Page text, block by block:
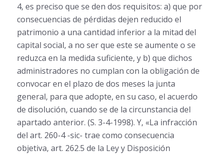
4, es preciso que se den dos requisitos: a) que por
consecuencias de pérdidas dejen reducido el
patrimonio a una cantidad inferior a la mitad del
capital social, a no ser que este se aumente o se
reduzca en la medida suficiente, y b) que dichos
administradores no cumplan con la obligación de
convocar en el plazo de dos meses la junta
general, para que adopte, en su caso, el acuerdo
de disolución, cuando se de la circunstancia del
apartado anterior. (S. 3-4-1998). Y, «La infracción
del art. 260-4 -sic- trae como consecuencia
objetiva, art. 262.5 de la Ley y Disposición